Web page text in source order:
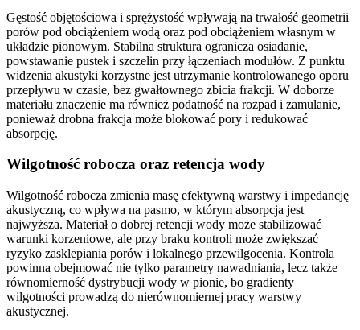
Gęstość objętościowa i sprężystość wpływają na trwałość geometrii
porów pod obciążeniem wodą oraz pod obciążeniem własnym w
układzie pionowym. Stabilna struktura ogranicza osiadanie,
powstawanie pustek i szczelin przy łączeniach modułów. Z punktu
widzenia akustyki korzystne jest utrzymanie kontrolowanego oporu
przepływu w czasie, bez gwałtownego zbicia frakcji. W doborze
materiału znaczenie ma również podatność na rozpad i zamulanie,
ponieważ drobna frakcja może blokować pory i redukować
absorpcję.
Wilgotność robocza oraz retencja wody
Wilgotność robocza zmienia masę efektywną warstwy i impedancję
akustyczną, co wpływa na pasmo, w którym absorpcja jest
najwyższa. Materiał o dobrej retencji wody może stabilizować
warunki korzeniowe, ale przy braku kontroli może zwiększać
ryzyko zasklepiania porów i lokalnego przewilgocenia. Kontrola
powinna obejmować nie tylko parametry nawadniania, lecz także
równomierność dystrybucji wody w pionie, bo gradienty
wilgotności prowadzą do nierównomiernej pracy warstwy
akustycznej.